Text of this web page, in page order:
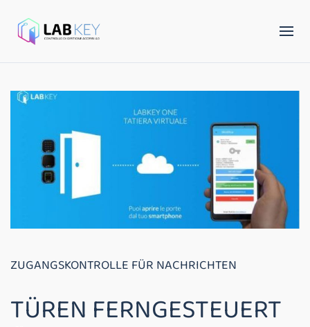
ZUGANGSKONTROLLE FÜR NACHRICHTEN
TÜREN FERNGESTEUERT